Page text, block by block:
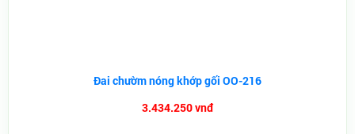
Đai chườm nóng khớp gối OO-216
3.434.250 vnđ